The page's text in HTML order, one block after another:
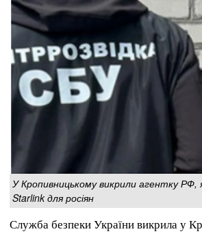
У Кропивницькому викрили агентку РФ,
Starlink для росіян
Служба безпеки України викрила у